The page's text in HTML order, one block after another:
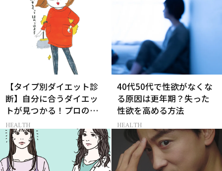
【タイプ別ダイエット診
断】自分に合うダイエッ
トが見つかる！プロの教
える体質別ダイエット方
法
HEALTH
40代50代で性欲がなくな
る原因は更年期？失った
性欲を高める方法
HEALTH